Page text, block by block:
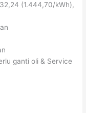
(1.444,70/kWh),
ganti oli & Service